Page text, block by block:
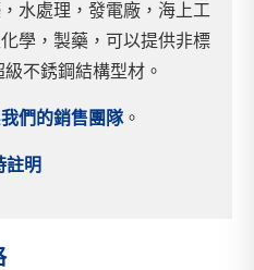
水處理，發電廠，海上工
學，製藥，可以提供非標
不銹鋼結構型材。
們的銷售團隊。
註明